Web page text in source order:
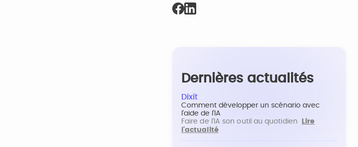
Dernières actualités
Dixit
Comment développer un scénario avec
l'aide de l'IA
Faire de l'IA son outil au quotidien
Lire
l'actualité